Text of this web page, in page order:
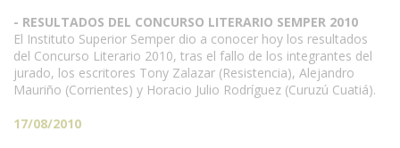
- RESULTADOS DEL CONCURSO LITERARIO SEMPER 2010
El Instituto Superior Semper dio a conocer hoy los resultados
del Concurso Literario 2010, tras el fallo de los integrantes del
jurado, los escritores Tony Zalazar (Resistencia), Alejandro
Mauriño (Corrientes) y Horacio Julio Rodríguez (Curuzú Cuatiá).
17/08/2010